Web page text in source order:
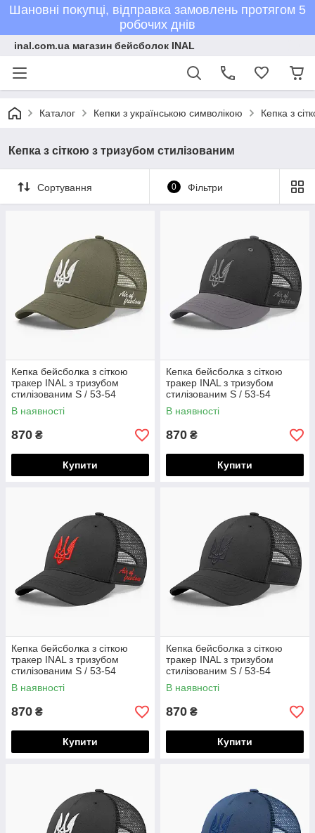
Шановні покупці, відправка замовлень протягом 5
робочих днів
inal.com.ua магазин бейсболок INAL
Каталог Кепки з українською символікою Кепка з
Кепка з сіткою з тризубом стилізованим
Сортування 0 Фільтри
Кепка бейсболка з сіткою
тракер INAL з тризубом
стилізованим S / 53-54
Оливковий 182953
В наявності
870 ₴
Купити
Кепка бейсболка з сіткою
тракер INAL з тризубом
стилізованим S / 53-54
Чорний/ Сірий 317653
В наявності
870 ₴
Купити
Кепка бейсболка з сіткою
тракер INAL з тризубом
стилізованим S / 53-54
Чорний 58353
В наявності
870 ₴
Купити
Кепка бейсболка з сіткою
тракер INAL з тризубом
стилізованим S / 53-54
Чорний 106253
В наявності
870 ₴
Купити